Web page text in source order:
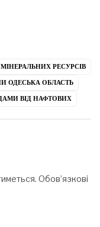
РЕСУРСІВ
ОДЕСЬКА ОБЛАСТЬ
ВІД НАФТОВИХ
Обов’язкові